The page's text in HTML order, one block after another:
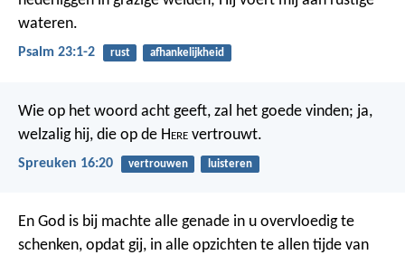
wateren.
Psalm 23:1-2 rust afhankelijkheid
Wie op het woord acht geeft, zal het goede vinden; ja,
welzalig hij, die op de Here vertrouwt.
Spreuken 16:20 vertrouwen luisteren
En God is bij machte alle genade in u overvloedig te
schenken, opdat gij, in alle opzichten te allen tijde van